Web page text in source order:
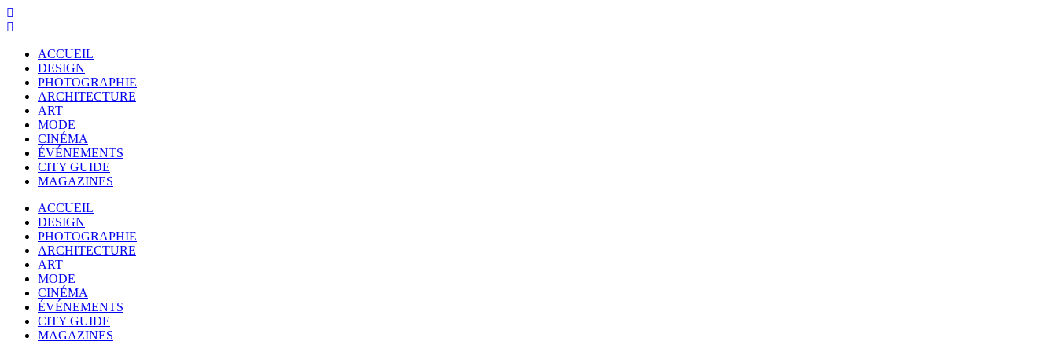
ACCUEIL
DESIGN
PHOTOGRAPHIE
ARCHITECTURE
ART
MODE
CINÉMA
ÉVÉNEMENTS
CITY GUIDE
MAGAZINES
ACCUEIL
DESIGN
PHOTOGRAPHIE
ARCHITECTURE
ART
MODE
CINÉMA
ÉVÉNEMENTS
CITY GUIDE
MAGAZINES